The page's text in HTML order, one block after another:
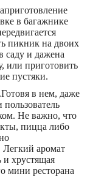
в багажнике
пикник на двоих
саду и дажена
или приготовить
пустяки.
в нем, даже
Не важно, что
пицца либо
Легкий аромат
хрустящая
мини ресторана